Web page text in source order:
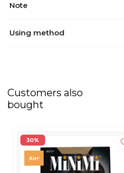
Note
Using method
Customers also
bought
30%